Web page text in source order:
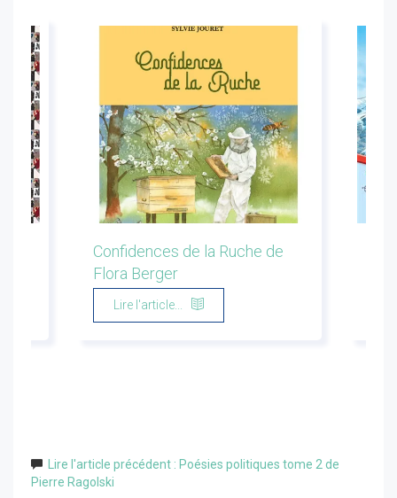
Confidences de la Ruche de
Flora Berger
Lire l'article...
Lire l'article précédent : Poésies politiques tome 2 de
Pierre Ragolski